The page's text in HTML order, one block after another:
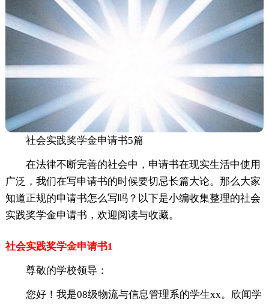
社会实践奖学金申请书5篇
在法律不断完善的社会中，申请书在现实生活中使用
广泛，我们在写申请书的时候要切忌长篇大论。那么大家
知道正规的申请书怎么写吗？以下是小编收集整理的社会
实践奖学金申请书，欢迎阅读与收藏。
社会实践奖学金申请书1
尊敬的学校领导：
您好！我是08级物流与信息管理系的学生xx。欣闻学